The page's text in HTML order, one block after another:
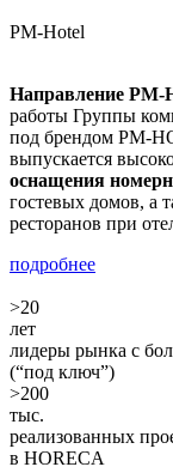
PM-Hotel
Направление PM-
работы Группы
под брендом PM-
выпускается
оснащения
гостевых домов, а
ресторанов при
подробнее
>20
лет
лидеры рынка c
(“под ключ”)
>200
тыс.
реализованных
в HORECA